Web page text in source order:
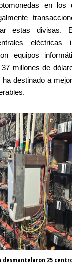
en los
estas divisas.
eléctricas
equipos
millones de
ha destinado a
desmantelaron 25